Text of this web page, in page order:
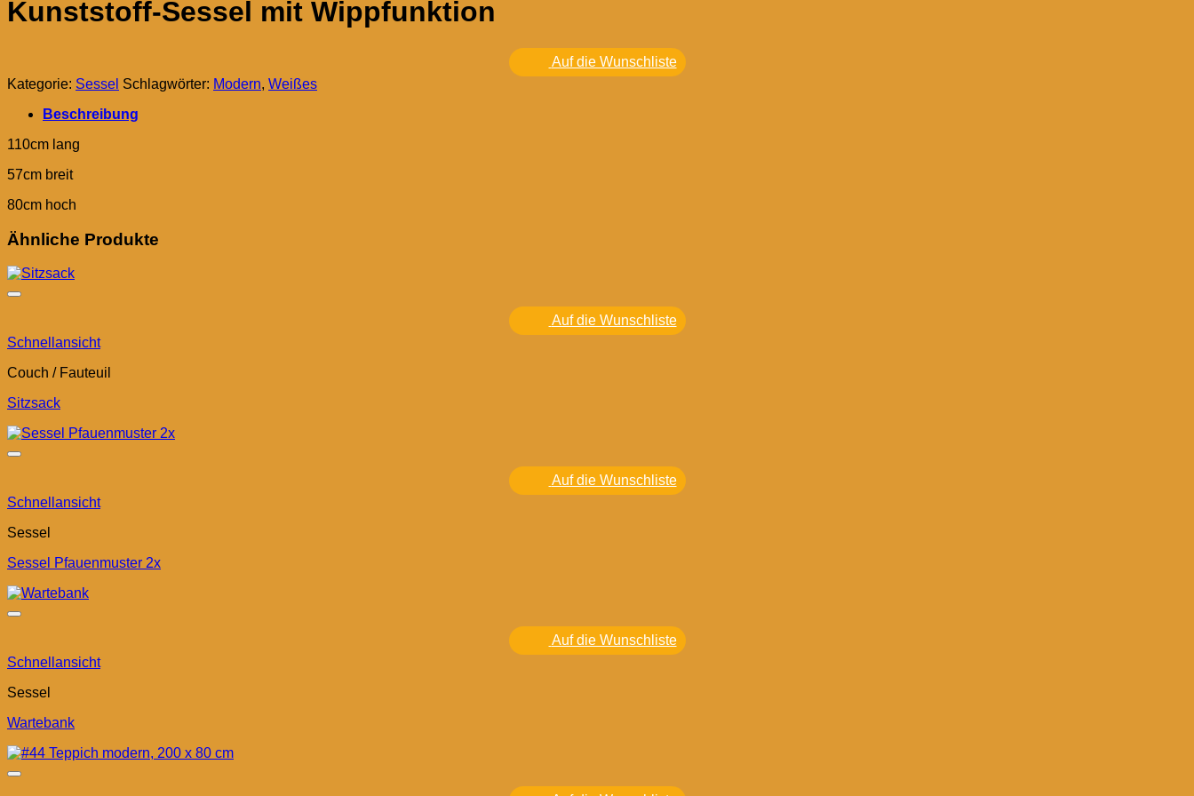
Kunststoff-Sessel mit Wippfunktion
Auf die Wunschliste
Kategorie: Sessel Schlagwörter: Modern, Weißes
Beschreibung
110cm lang
57cm breit
80cm hoch
Ähnliche Produkte
Auf die Wunschliste
Schnellansicht
Couch / Fauteuil
Sitzsack
Auf die Wunschliste
Schnellansicht
Sessel
Sessel Pfauenmuster 2x
Auf die Wunschliste
Schnellansicht
Sessel
Wartebank